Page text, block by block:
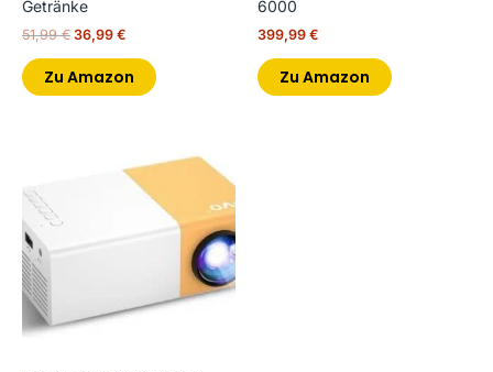
Getränke
51,99€ 36,99 €
Zu Amazon
6000
399,99 €
Zu Amazon